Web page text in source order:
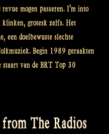
mogen passeren. I’m into
klinken, grotesk zelfs. Het
een doelbewuste slechte
Begin 1989 geraakten
van de BRT Top 30
The Radios